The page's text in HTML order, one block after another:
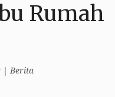
Rumah
Berita